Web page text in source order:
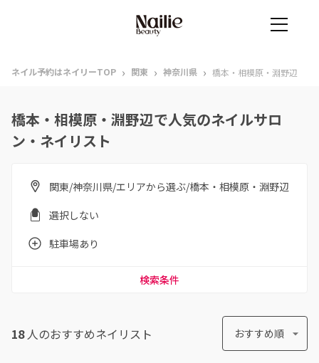
ネイル予約はネイリーTOP › 関東 › 神奈川県 › 橋本・相模原・淵野辺
橋本・相模原・淵野辺で人気のネイルサロ
ン・ネイリスト
関東/神奈川県/エリアから選ぶ/橋本・相模原・淵野辺
選択しない
駐車場あり
検索条件
18人のおすすめネイリスト おすすめ順